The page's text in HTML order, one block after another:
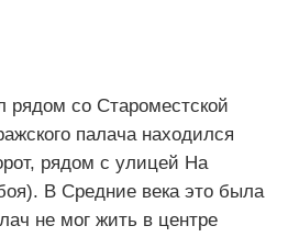
рядом со Староместской
палача находился
рядом с улицей На
В Средние века это была
не мог жить в центре